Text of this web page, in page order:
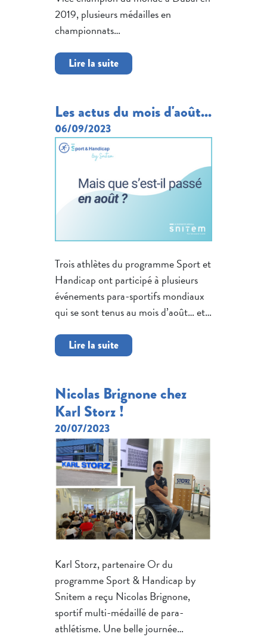
2019, plusieurs médailles en
championnats…
Lire la suite
Les actus du mois d'août...
06/09/2023
Trois athlètes du programme Sport et
Handicap ont participé à plusieurs
événements para-sportifs mondiaux
qui se sont tenus au mois d’août… et…
Lire la suite
Nicolas Brignone chez
Karl Storz !
20/07/2023
Karl Storz, partenaire Or du
programme Sport & Handicap by
Snitem a reçu Nicolas Brignone,
sportif multi-médaillé de para-
athlétisme. Une belle journée…